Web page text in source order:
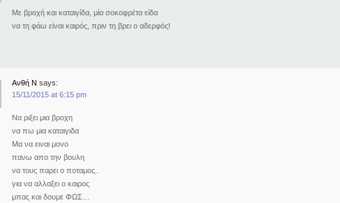
Με βροχή και καταιγίδα, μία σοκοφρέτα είδα
να τη φάω είναι καιρός, πριν τη βρει ο αδερφός!
Ανθή Ν says:
15/11/2015 at 6:15 pm
Να ριξει μια βροχη
να πω μια καταιγιδα
Μα να ειναι μονο
πανω απο την βουλη
να τους παρει ο ποταμος..
για να αλλαξει ο καιρος
μπας και δουμε ΦΩΣ…